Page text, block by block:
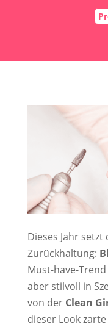
Dieses Jahr
Zurückhaltung:
Must-have-
aber stilvoll in
von der Clean
dieser Look